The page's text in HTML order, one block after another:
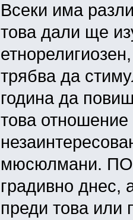
Всеки има
това дали ще
трябва да
година да
това
мюсюлмани.
градивно днес,
преди това или